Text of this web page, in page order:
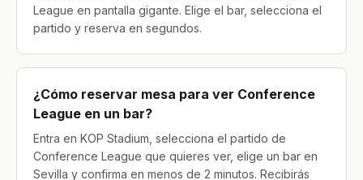
League en pantalla gigante. Elige el bar, selecciona el
partido y reserva en segundos.
¿Cómo reservar mesa para ver Conference
League en un bar?
Entra en KOP Stadium, selecciona el partido de
Conference League que quieres ver, elige un bar en
Sevilla y confirma en menos de 2 minutos. Recibirás